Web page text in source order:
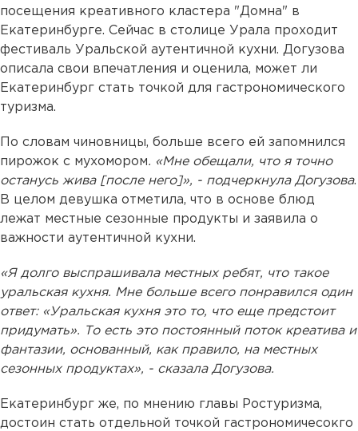
посещения креативного кластера "Домна" в
Екатеринбурге. Сейчас в столице Урала проходит
фестиваль Уральской аутентичной кухни. Догузова
описала свои впечатления и оценила, может ли
Екатеринбург стать точкой для гастрономического
туризма.
По словам чиновницы, больше всего ей запомнился
пирожок с мухомором. «Мне обещали, что я точно
останусь жива [после него]», - подчеркнула Догузова.
В целом девушка отметила, что в основе блюд
лежат местные сезонные продукты и заявила о
важности аутентичной кухни.
«Я долго выспрашивала местных ребят, что такое
уральская кухня. Мне больше всего понравился один
ответ: «Уральская кухня это то, что еще предстоит
придумать». То есть это постоянный поток креатива и
фантазии, основанный, как правило, на местных
сезонных продуктах», - сказала Догузова.
Екатеринбург же, по мнению главы Ростуризма,
достоин стать отдельной точкой гастрономичесокго